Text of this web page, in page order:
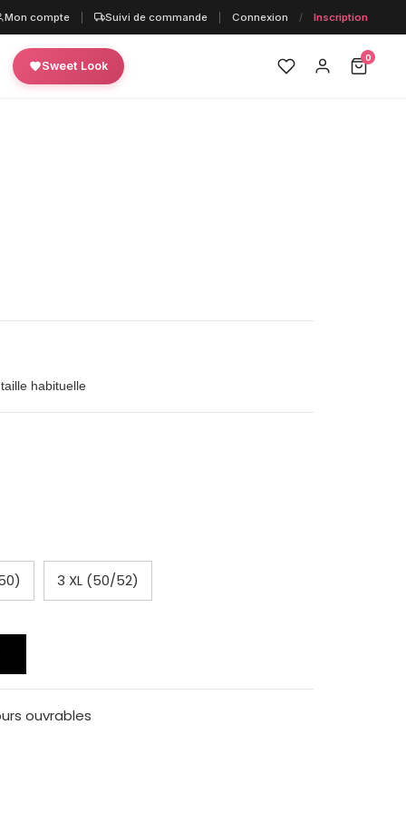
Mon compte Suivi de commande Connexion / Inscription
Sweet Look
0
habituelle
3 XL (50/52)
ouvrables